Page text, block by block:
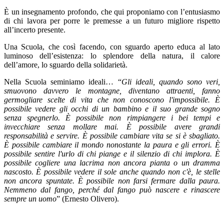
È un insegnamento profondo, che qui proponiamo con l’entusiasmo
di chi lavora per porre le premesse a un futuro migliore rispetto
all’incerto presente.
Una Scuola, che così facendo, con sguardo aperto educa al lato
luminoso dell’esistenza: lo splendore della natura, il calore
dell’amore, lo sguardo della solidarietà.
Nella Scuola seminiamo ideali… “Gli ideali, quando sono veri,
smuovono davvero le montagne, diventano attraenti, fanno
germogliare scelte di vita che non conoscono l'impossibile. È
possibile vedere gli occhi di un bambino e il suo grande sogno
senza spegnerlo. È possibile non rimpiangere i bei tempi e
invecchiare senza mollare mai. È possibile avere grandi
responsabilità e servire. È possibile cambiare vita se si è sbagliato.
È possibile cambiare il mondo nonostante la paura e gli errori. È
possibile sentire l'urlo di chi piange e il silenzio di chi implora. È
possibile cogliere una lacrima non ancora pianta o un dramma
nascosto. È possibile vedere il sole anche quando non c'è, le stelle
non ancora spuntate. È possibile non farsi fermare dalla paura.
Nemmeno dal fango, perché dal fango può nascere e rinascere
sempre un uomo” (Ernesto Olivero).